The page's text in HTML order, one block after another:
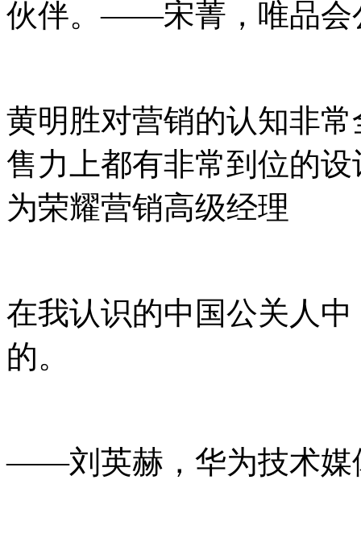
伙伴。——宋菁，唯品会
黄明胜对营销的认知非
售力上都有非常到位的
为荣耀营销高级经理
在我认识的中国公关人
的。
——刘英赫，华为技术媒